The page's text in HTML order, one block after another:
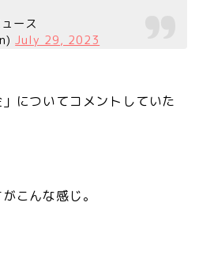
ース
July 29, 2023
についてコメントしていた
こんな感じ。